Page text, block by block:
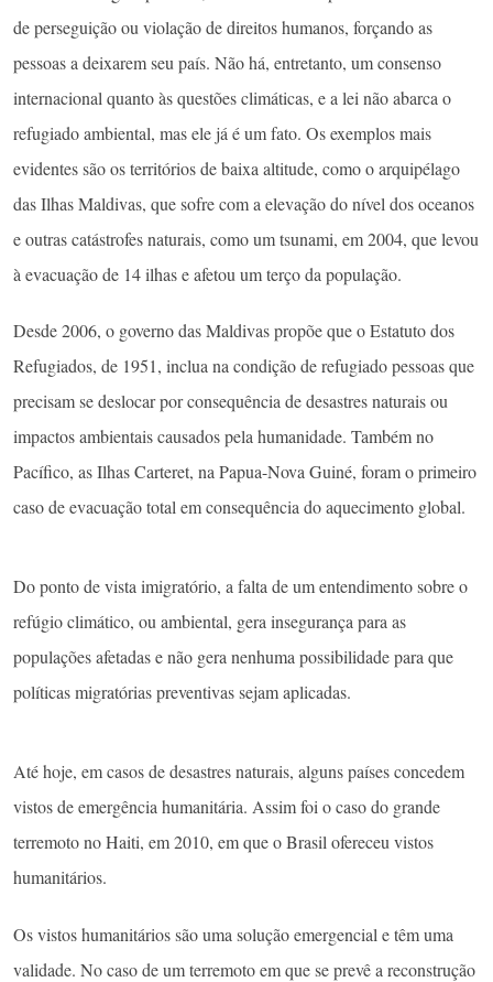
de perseguição ou violação de direitos humanos, forçando as
pessoas a deixarem seu país. Não há, entretanto, um consenso
internacional quanto às questões climáticas, e a lei não abarca o
refugiado ambiental, mas ele já é um fato. Os exemplos mais
evidentes são os territórios de baixa altitude, como o arquipélago
das Ilhas Maldivas, que sofre com a elevação do nível dos oceanos
e outras catástrofes naturais, como um tsunami, em 2004, que levou
à evacuação de 14 ilhas e afetou um terço da população.
Desde 2006, o governo das Maldivas propõe que o Estatuto dos
Refugiados, de 1951, inclua na condição de refugiado pessoas que
precisam se deslocar por consequência de desastres naturais ou
impactos ambientais causados pela humanidade. Também no
Pacífico, as Ilhas Carteret, na Papua-Nova Guiné, foram o primeiro
caso de evacuação total em consequência do aquecimento global.
Do ponto de vista imigratório, a falta de um entendimento sobre o
refúgio climático, ou ambiental, gera insegurança para as
populações afetadas e não gera nenhuma possibilidade para que
políticas migratórias preventivas sejam aplicadas.
Até hoje, em casos de desastres naturais, alguns países concedem
vistos de emergência humanitária. Assim foi o caso do grande
terremoto no Haiti, em 2010, em que o Brasil ofereceu vistos
humanitários.
Os vistos humanitários são uma solução emergencial e têm uma
validade. No caso de um terremoto em que se prevê a reconstrução